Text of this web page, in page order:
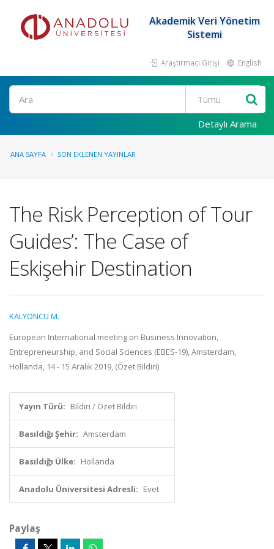
Akademik Veri Yönetim
Sistemi
Araştırmacı Girişi English
Ara
Detaylı Arama
ANA SAYFA SON EKLENEN YAYINLAR
The Risk Perception of Tour
Guides’: The Case of
Eskişehir Destination
KALYONCU M.
European International meeting on Business Innovation,
Entrepreneurship, and Social Sciences (EBES-19), Amsterdam,
Hollanda, 14 - 15 Aralık 2019, (Özet Bildiri)
Yayın Türü: Bildiri / Özet Bildiri
Basıldığı Şehir: Amsterdam
Basıldığı Ülke: Hollanda
Anadolu Üniversitesi Adresli: Evet
Paylaş